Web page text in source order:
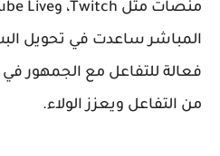
المباشر ساعدت في تحويل
فعالة للتفاعل مع الجمهور في
من التفاعل ويعزز الولاء.